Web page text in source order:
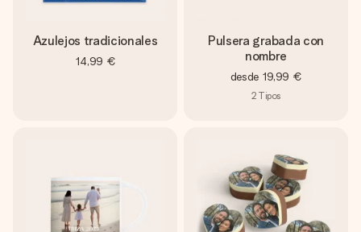
Azulejos tradicionales
14,99 €
Pulsera grabada con
nombre
desde 19,99 €
2 Tipos